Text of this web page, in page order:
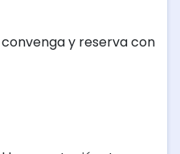
y reserva con